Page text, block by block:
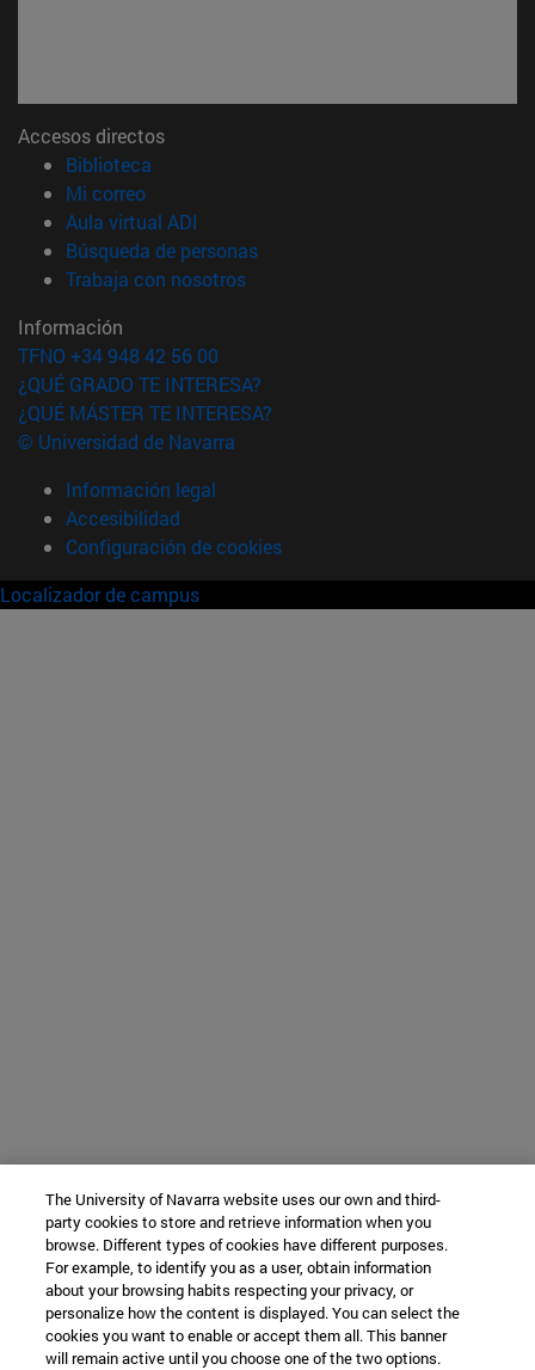
Accesos directos
Biblioteca
Mi correo(abre en nueva ventana)
Aula virtual ADI
Búsqueda de personas(abre en nueva ventana)
Trabaja con nosotros(abre en nueva ventana)
Información
TFNO +34 948 42 56 00
¿QUÉ GRADO TE INTERESA?
¿QUÉ MÁSTER TE INTERESA?
© Universidad de Navarra
Información legal
Accesibilidad
Configuración de cookies
Localizador de campus
The University of Navarra website uses our own and third-
party cookies to store and retrieve information when you
browse. Different types of cookies have different purposes.
For example, to identify you as a user, obtain information
about your browsing habits respecting your privacy, or
personalize how the content is displayed. You can select the
cookies you want to enable or accept them all. This banner
will remain active until you choose one of the two options.